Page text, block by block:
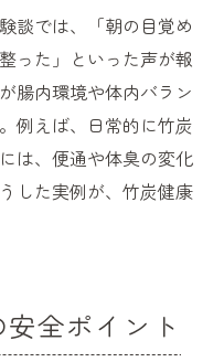
談では、「朝の目覚め
った」といった声が報
腸内環境や体内バラン
例えば、日常的に竹炭
は、便通や体臭の変化
した実例が、竹炭健康
全ポイント